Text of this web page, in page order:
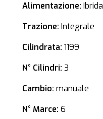
Alimentazione: Ibrida
Trazione: Integrale
Cilindrata: 1199
N° Cilindri: 3
Cambio: manuale
N° Marce: 6